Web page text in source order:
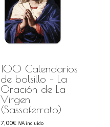
100 Calendarios
de bolsillo – La
Oración de La
Virgen
(Sassoferrato)
7,00€ IVA incluido